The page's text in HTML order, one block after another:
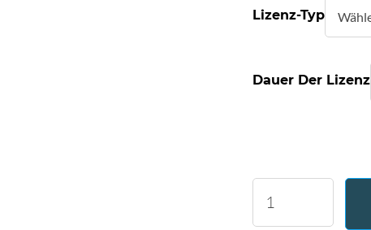
Lizenz-Typ
Dauer Der Lizenz
Text